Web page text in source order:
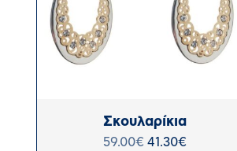
Σκουλαρίκια
59.00€ 41.30€